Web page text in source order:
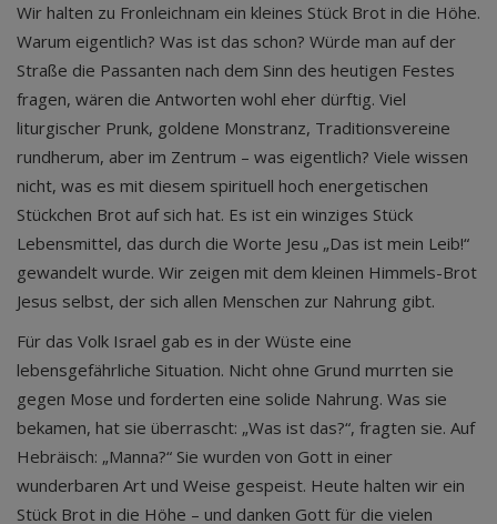
Wir halten zu Fronleichnam ein kleines Stück Brot in die Höhe.
Warum eigentlich? Was ist das schon? Würde man auf der
Straße die Passanten nach dem Sinn des heutigen Festes
fragen, wären die Antworten wohl eher dürftig. Viel
liturgischer Prunk, goldene Monstranz, Traditionsvereine
rundherum, aber im Zentrum – was eigentlich? Viele wissen
nicht, was es mit diesem spirituell hoch energetischen
Stückchen Brot auf sich hat. Es ist ein winziges Stück
Lebensmittel, das durch die Worte Jesu „Das ist mein Leib!“
gewandelt wurde. Wir zeigen mit dem kleinen Himmels-Brot
Jesus selbst, der sich allen Menschen zur Nahrung gibt.
Für das Volk Israel gab es in der Wüste eine
lebensgefährliche Situation. Nicht ohne Grund murrten sie
gegen Mose und forderten eine solide Nahrung. Was sie
bekamen, hat sie überrascht: „Was ist das?“, fragten sie. Auf
Hebräisch: „Manna?“ Sie wurden von Gott in einer
wunderbaren Art und Weise gespeist. Heute halten wir ein
Stück Brot in die Höhe – und danken Gott für die vielen